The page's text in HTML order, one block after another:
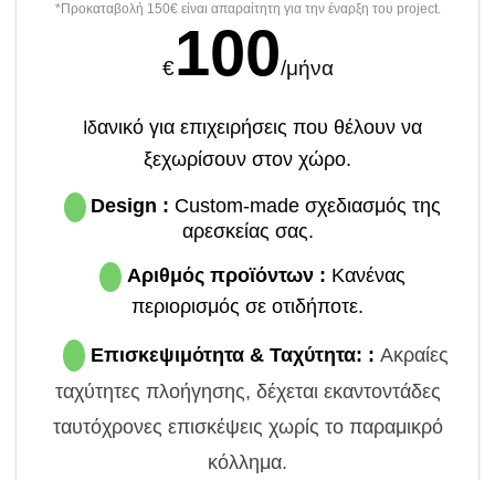
*Προκαταβολή 150€ είναι απαραίτητη για την έναρξη του project.
€100/μήνα
Ιδανικό για επιχειρήσεις που θέλουν να
ξεχωρίσουν στον χώρο.
Design : Custom-made σχεδιασμός της
αρεσκείας σας.
Αριθμός προϊόντων: Κανένας
περιορισμός σε οτιδήποτε.
Επισκεψιμότητα & Ταχύτητα: : Ακραίες
ταχύτητες πλοήγησης, δέχεται εκαντοντάδες
ταυτόχρονες επισκέψεις χωρίς το παραμικρό
κόλλημα.